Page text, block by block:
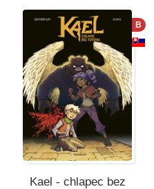
B
Kael - chlapec bez